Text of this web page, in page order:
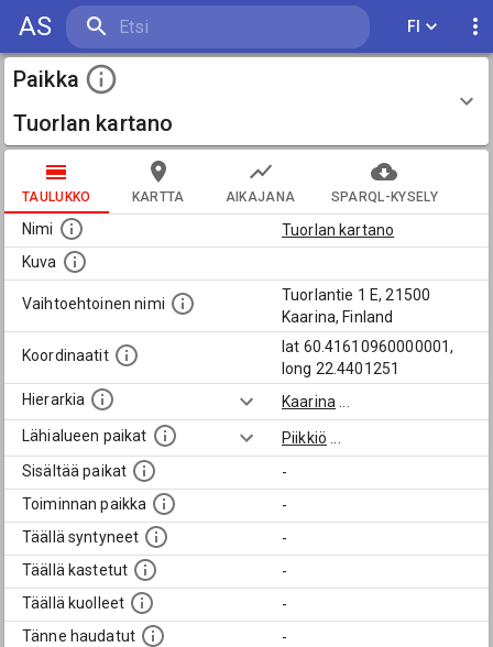
AS FI
Paikka
Tuorlan kartano
TAULUKKO KARTTA AIKAJANA SPARQL-KYSELY
Nimi
Tuorlan kartano
Kuva
Vaihtoehtoinen nimi
Tuorlantie 1 E, 21500
Kaarina, Finland
Koordinaatit
lat 60.41610960000001,
long 22.4401251
Hierarkia
Kaarina
Lähialueen paikat
Piikkiö
Sisältää paikat
-
Toiminnan paikka
-
Täällä syntyneet
-
Täällä kastetut
-
Täällä kuolleet
-
Tänne haudatut
-